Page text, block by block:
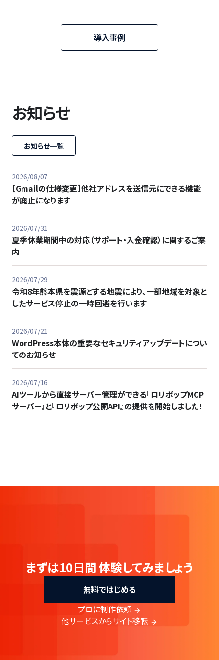
導入事例
お知らせ
お知らせ一覧
2026/08/07
【Gmailの仕様変更】他社アドレスを送信元にできる機能
が廃止になります
2026/07/31
夏季休業期間中の対応（サポート・入金確認）に関するご案
内
2026/07/29
令和8年熊本県を震源とする地震により、一部地域を対象と
したサービス停止の一時回避を行います
2026/07/21
WordPress本体の重要なセキュリティアップデートについ
てのお知らせ
2026/07/16
AIツールから直接サーバー管理ができる『ロリポップMCP
サーバー』と『ロリポップ公開API』の提供を開始しました！
まずは10日間体験してみましょう
無料ではじめる
プロに制作依頼
他サービスからサイト移転